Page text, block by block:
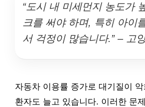
“도시 내 미세먼지 농도가
크를 써야 하며, 특히 아이
서 걱정이 많습니다.” – 고
자동차 이용률 증가로 대기질이
환자도 늘고 있습니다. 이러한 문